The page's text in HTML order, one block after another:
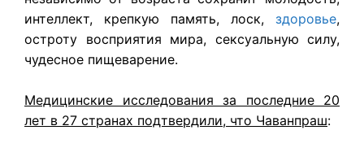
интеллект, крепкую память, лоск, здоровье,
остроту восприятия мира, сексуальную силу,
чудесное пищеварение.
Медицинские исследования за последние 20
лет в 27 странах подтвердили, что Чаванпраш: